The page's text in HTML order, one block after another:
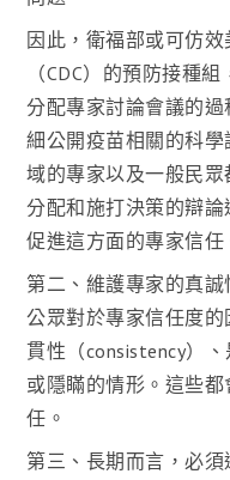
因此，衛福部或可仿
（CDC）的預防接種
分配專家討論會議的
細公開疫苗相關的科
域的專家以及一般民
分配和施打決策的辯
促進這方面的專家信任
第二、維護專家的真
公眾對於專家信任度
貫性（consistency）
或隱瞞的情形。這些
任。
第三、長期而言，必